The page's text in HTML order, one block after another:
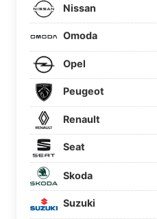
Nissan
Omoda
Opel
Peugeot
Renault
Seat
Skoda
Suzuki